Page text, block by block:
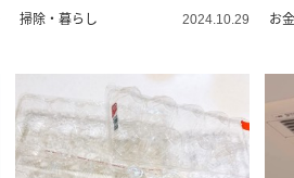
掃除・暮らし 2024.10.29 お